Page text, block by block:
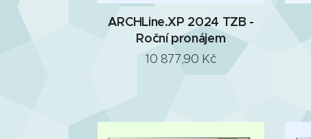
ARCHLine.XP 2024 TZB -
Roční pronájem
10 877,90 Kč